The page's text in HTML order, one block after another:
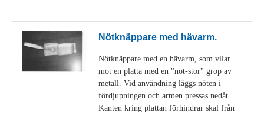
Nötknäppare med hävarm.
Nötknäppare med en hävarm, som vilar
mot en platta med en "nöt-stor" grop av
metall. Vid användning läggs nöten i
fördjupningen och armen pressas nedåt.
Kanten kring plattan förhindrar skal från